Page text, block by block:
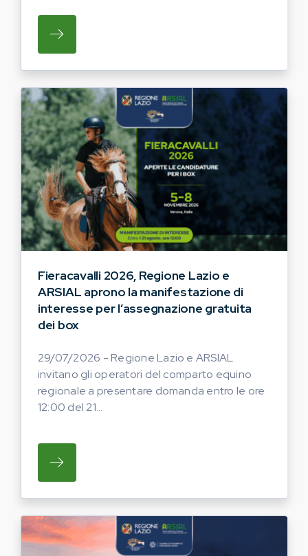
SU REGIONE LAZIO E ARSIAL HANNO
Fieracavalli 2026, Regione Lazio e
ARSIAL aprono la manifestazione di
interesse per l’assegnazione gratuita
dei box
29/07/2026 - Regione Lazio e ARSIAL
invitano gli operatori del comparto equino
regionale a presentare domanda entro le ore
12:00 del 21...
SU REGIONE LAZIO E ARSIAL INVITANO